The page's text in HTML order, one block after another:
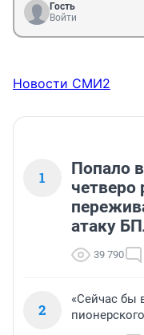
Гость
Войти
Новости СМИ2
1
Попало
четверо
атаку
39 790
2
«Сейчас бы